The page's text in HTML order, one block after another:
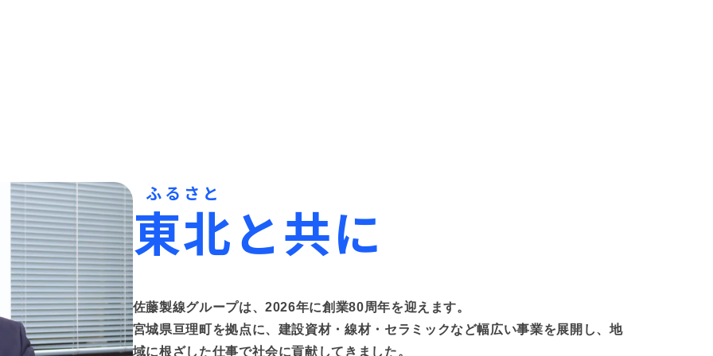
東北と共に
佐藤製線グループは、2026年に創業80周年を迎えます。
宮城県亘理町を拠点に、建設資材・線材・セラミックなど幅広い事業を展開し、地
域に根ざした仕事で社会に貢献してきました。